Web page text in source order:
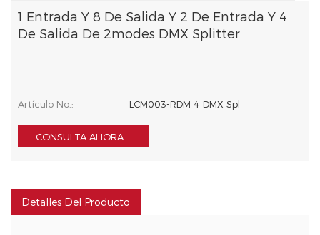
1 Entrada Y 8 De Salida Y 2 De Entrada Y 4
De Salida De 2modes DMX Splitter
Artículo No.: LCM003-RDM 4 DMX Spl
CONSULTA AHORA
Detalles Del Producto